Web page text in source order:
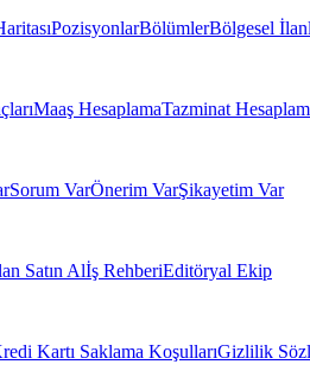
PozisyonlarBölümlerBölgesel
Maaş HesaplamaTazminat
Sorum VarÖnerim VarŞikayetim Var
Satın Alİş RehberiEditöryal Ekip
Kartı Saklama KoşullarıGizlilik